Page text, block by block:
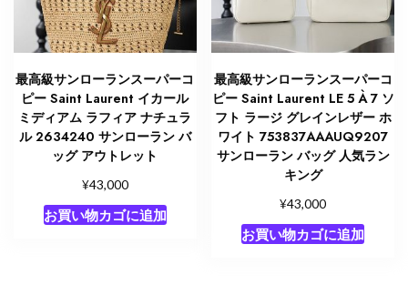
最高級サンローランスーパーコ
ピー Saint Laurent イカール
ミディアム ラフィア ナチュラ
ル 2634240 サンローラン バ
ッグ アウトレット
¥43,000
お買い物カゴに追加
最高級サンローランスーパーコ
ピー Saint Laurent LE 5 À 7 ソ
フト ラージ グレインレザー ホ
ワイト 753837AAAUQ9207
サンローラン バッグ 人気ラン
キング
¥43,000
お買い物カゴに追加